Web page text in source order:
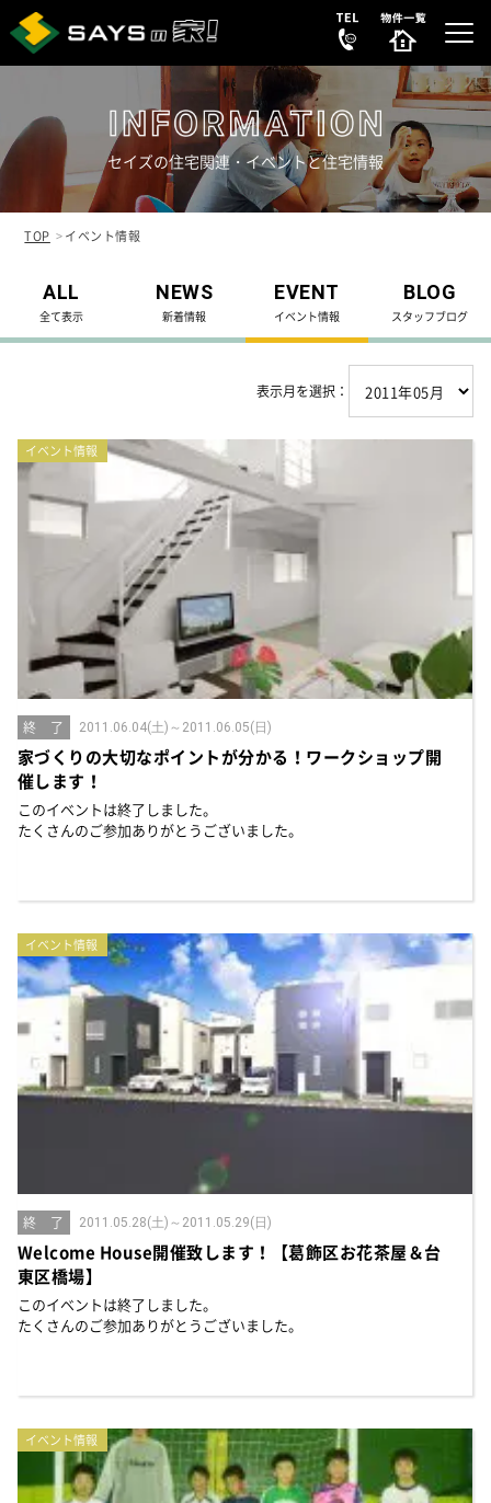
選ばれる理由
NEW HOUSE
販売中の新築分譲住宅
SECONDHAND
お知らせ
イベント情報
スタッフブログ
建築実例
オーナーズボイス
動画ギャラリー
ハウスメイキングラボ
（住宅コラム）
オーナーズ
耐震等級3の家づくり
「したまち未来活用」～不動産売却相談室～
プライバシーポリシー
セイズの住宅関連・イベントと住宅情報
TOP イベント情報
ALL
全て表示
NEWS
新着情報
EVENT
イベント情報
BLOG
スタッフブログ
表示月を選択：
イベント情報
終 了 2011.06.04(土)～2011.06.05(日)
家づくりの大切なポイントが分かる！ワークショップ開
催します！
このイベントは終了しました。
たくさんのご参加ありがとうございました。
イベント情報
終 了 2011.05.28(土)～2011.05.29(日)
Welcome House開催致します！【葛飾区お花茶屋＆台
東区橋場】
このイベントは終了しました。
たくさんのご参加ありがとうございました。
イベント情報